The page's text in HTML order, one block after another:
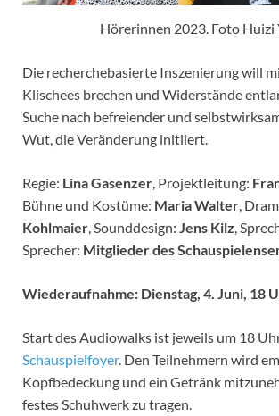
Hörerinnen 2023. Foto Huizi
Die recherchebasierte Inszenierung will
Klischees brechen und Widerstände
Suche nach befreiender und
Wut, die Veränderung initiiert.
Regie: Lina Gasenzer, Projektleitung:
Bühne und Kostüme: Maria Walter,
Kohlmaier, Sounddesign: Jens Kilz,
Sprecher: Mitglieder des
Wiederaufnahme: Dienstag, 4. Juni, 18
Start des Audiowalks ist jeweils um 18
Schauspielfoyer. Den Teilnehmern wird
Kopfbedeckung und ein Getränk
festes Schuhwerk zu tragen.